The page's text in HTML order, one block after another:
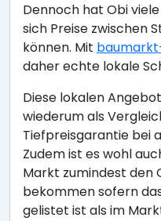
Dennoch hat Obi
sich Preise zwischen
können. Mit
daher echte lokale
Diese lokalen
wiederum als
Tiefpreisgarantie bei
Zudem ist es wohl
Markt zumindest den
bekommen sofern
gelistet ist als im